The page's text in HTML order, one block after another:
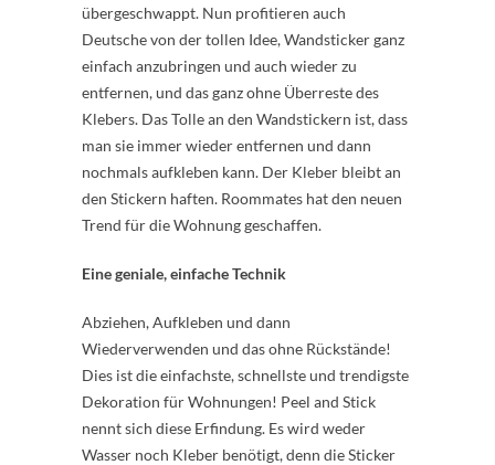
übergeschwappt. Nun profitieren auch
Deutsche von der tollen Idee, Wandsticker ganz
einfach anzubringen und auch wieder zu
entfernen, und das ganz ohne Überreste des
Klebers. Das Tolle an den Wandstickern ist, dass
man sie immer wieder entfernen und dann
nochmals aufkleben kann. Der Kleber bleibt an
den Stickern haften. Roommates hat den neuen
Trend für die Wohnung geschaffen.
Eine geniale, einfache Technik
Abziehen, Aufkleben und dann
Wiederverwenden und das ohne Rückstände!
Dies ist die einfachste, schnellste und trendigste
Dekoration für Wohnungen! Peel and Stick
nennt sich diese Erfindung. Es wird weder
Wasser noch Kleber benötigt, denn die Sticker